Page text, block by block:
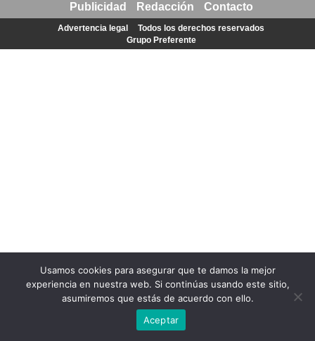
Usamos cookies para asegurar que te damos la mejor
experiencia en nuestra web. Si continúas usando este sitio,
asumiremos que estás de acuerdo con ello.
Aceptar
Publicidad Redacción Contacto
Advertencia legal
Todos los derechos reservados
Grupo Preferente